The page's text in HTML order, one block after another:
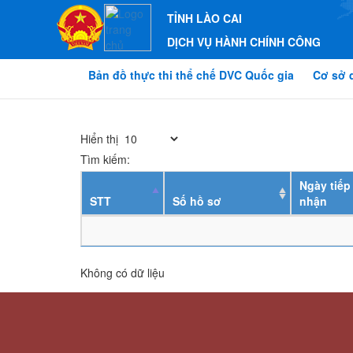
TỈNH LÀO CAI
DỊCH VỤ HÀNH CHÍNH CÔNG
Bản đồ thực thi thể chế DVC Quốc gia Cơ sở
Hiển thị
Tìm kiếm:
STT Số hồ sơ
Ngày tiếp
nhận
Không có dữ liệu